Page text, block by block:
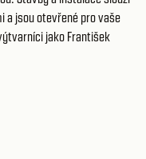
a jsou otevřené pro vaše
jako František